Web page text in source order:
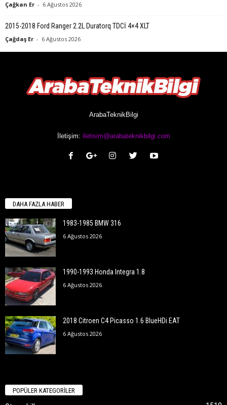
Çağkan Er - 6 Ağustos 2026
2015-2018 Ford Ranger 2.2L Duratorq TDCİ 4×4 XLT
Çağdaş Er - 6 Ağustos 2026
ArabaTeknikBilgi
İletişim: iletisim@arabateknikbilgi.com
DAHA FAZLA HABER
1983-1985 BMW 316
6 Ağustos 2026
1990-1993 Honda Integra 1.8
6 Ağustos 2026
2018 Citroen C4 Picasso 1.6 BlueHDi EAT
6 Ağustos 2026
POPÜLER KATEGORİLER